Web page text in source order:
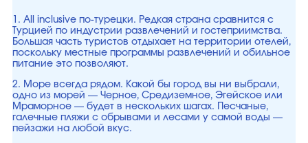
1. All inclusive по-турецки. Редкая страна сравнится с
Турцией по индустрии развлечений и гостеприимства.
Большая часть туристов отдыхает на территории отелей,
поскольку местные программы развлечений и обильное
питание это позволяют.
2. Море всегда рядом. Какой бы город вы ни выбрали,
одно из морей — Черное, Средиземное, Эгейское или
Мраморное — будет в нескольких шагах. Песчаные,
галечные пляжи с обрывами и лесами у самой воды —
пейзажи на любой вкус.